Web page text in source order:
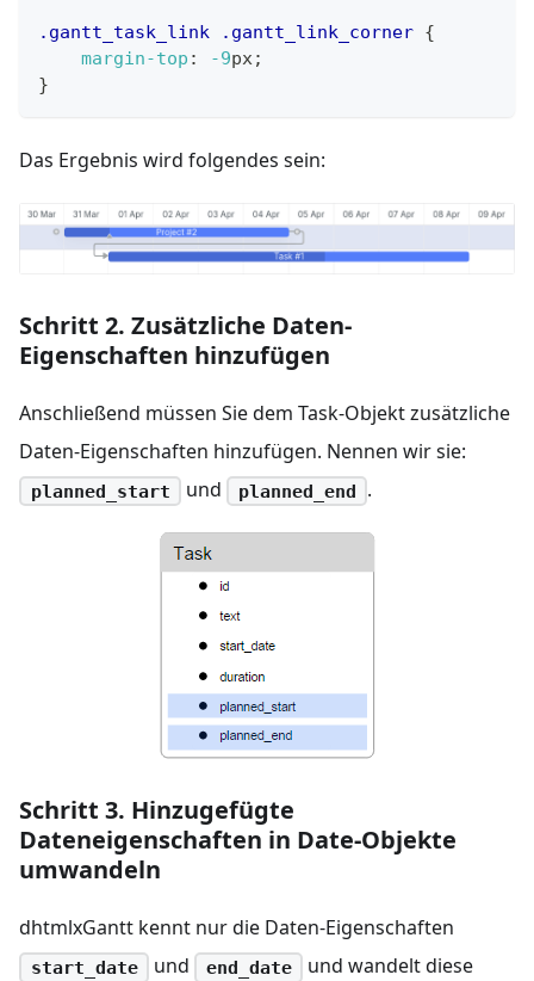
.gantt_task_link .gantt_link_corner {
margin-top : -9px;
}
Das Ergebnis wird folgendes sein:
Schritt 2. Zusätzliche Daten-
Eigenschaften hinzufügen
Anschließend müssen Sie dem Task-Objekt zusätzliche
Daten-Eigenschaften hinzufügen. Nennen wir sie:
planned_start und planned_end .
Schritt 3. Hinzugefügte
Dateneigenschaften in Date-Objekte
umwandeln
dhtmlxGantt kennt nur die Daten-Eigenschaften
start_date und end_date
und wandelt diese